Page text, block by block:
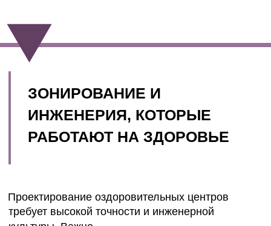
ТЕРАПИИ
отдыхать.
Особое внимание уделяется
— это больше, чем декор. Это язык, которым
природная палитра, натуральные материалы и
приглушенная акустика создают ощущение
безопасности и доверия.
дизайн оздоровительных центров
Современный